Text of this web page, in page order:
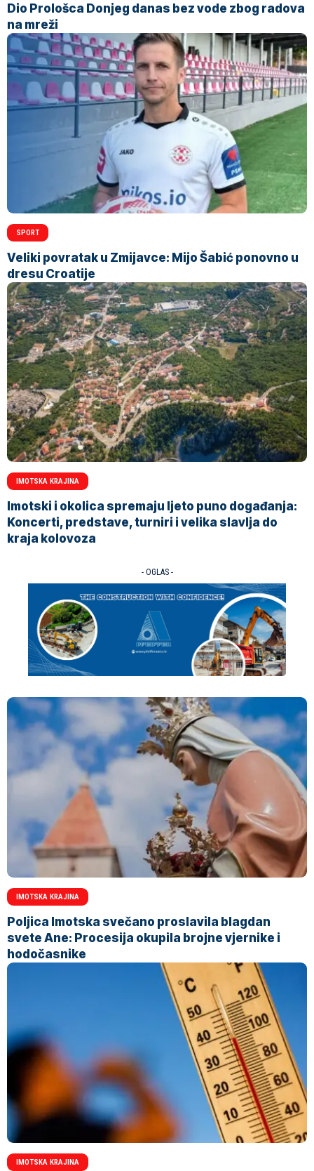
Dio Prološca Donjeg danas bez vode zbog radova
na mreži
SPORT
Veliki povratak u Zmijavce: Mijo Šabić ponovno u
dresu Croatije
IMOTSKA KRAJINA
Imotski i okolica spremaju ljeto puno događanja:
Koncerti, predstave, turniri i velika slavlja do
kraja kolovoza
- OGLAS -
IMOTSKA KRAJINA
Poljica Imotska svečano proslavila blagdan
svete Ane: Procesija okupila brojne vjernike i
hodočasnike
IMOTSKA KRAJINA